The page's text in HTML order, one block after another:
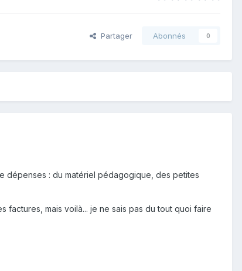
Partager Abonnés 0
dépenses : du matériel pédagogique, des petites
mais voilà... je ne sais pas du tout quoi faire